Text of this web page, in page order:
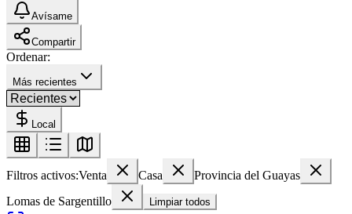
Avísame
Compartir
Ordenar:
Más recientes
Local
Filtros activos:Venta Casa
Provincia del Guayas
Lomas de Sargentillo
Limpiar todos